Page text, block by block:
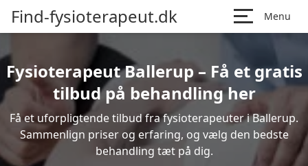
Find-fysioterapeut.dk Menu
Fysioterapeut Ballerup – Få et gratis
tilbud på behandling her
Få et uforpligtende tilbud fra fysioterapeuter i Ballerup.
Sammenlign priser og erfaring, og vælg den bedste
behandling tæt på dig.